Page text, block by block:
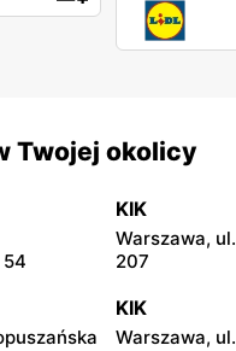
Twojej okolicy
KIK
Warszawa,
207
KIK
Warszawa,